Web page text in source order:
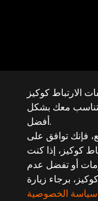
الارتباط كوكيز
معك بشكل
أفضل.
فإنك توافق على
كوكيز، إذا كنت
أو تفضل عدم
برجاء زيارة
سياسة الخصوصية